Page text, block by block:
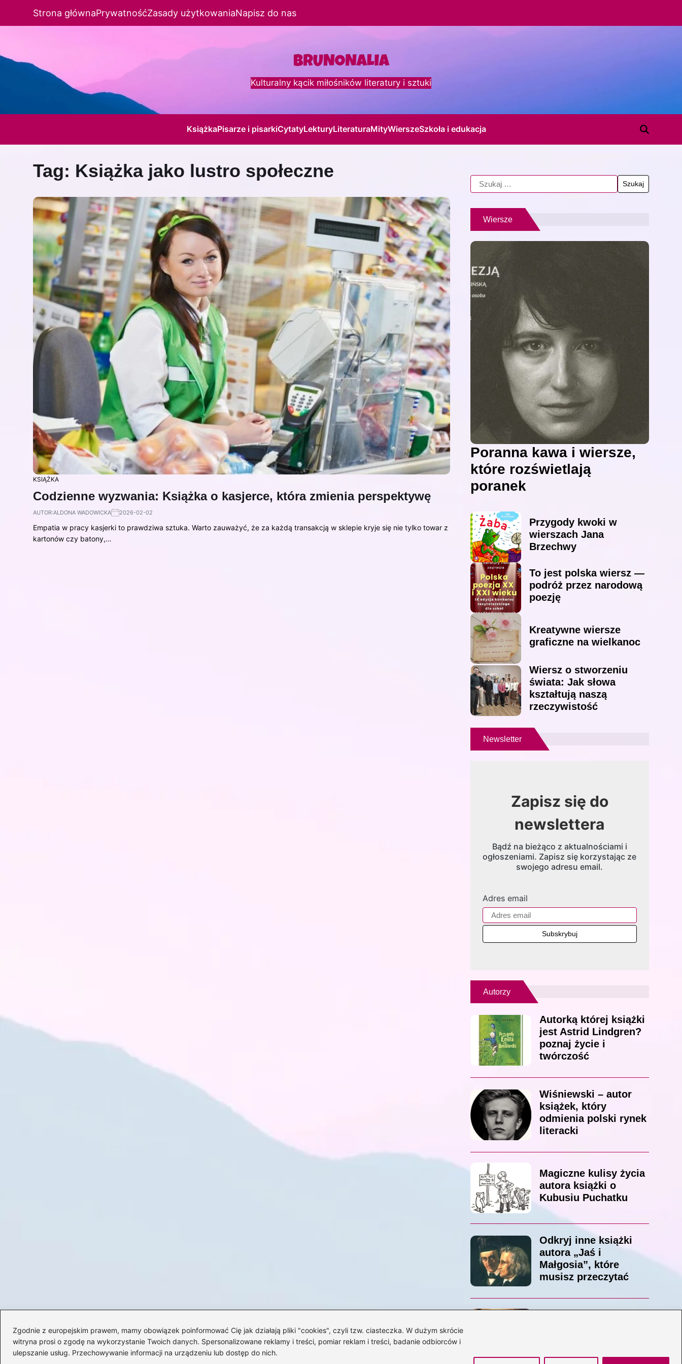
Zgodnie z europejskim prawem, mamy obowiązek poinformować Cię jak działają pliki "cookies", czyli tzw. ciasteczka. W dużym skrócie
witryna prosi o zgodę na wykorzystanie Twoich danych. Spersonalizowane reklamy i treści, pomiar reklam i treści, badanie odbiorców i
ulepszanie usług. Przechowywanie informacji na urządzeniu lub dostęp do nich.
Strona głównaPrywatnośćZasady użytkowaniaNapisz do nas
Kulturalny kącik miłośników literatury i sztuki
KsiążkaPisarze i pisarkiCytatyLekturyLiteraturaMityWierszeSzkoła i edukacja
Tag: Książka jako lustro społeczne
KSIĄŻKA
Codzienne wyzwania: Książka o kasjerce, która zmienia perspektywę
AUTOR:ALDONA WADOWICKA 2026-02-02
Empatia w pracy kasjerki to prawdziwa sztuka. Warto zauważyć, że za każdą transakcją w sklepie kryje się nie tylko towar z
kartonów czy batony,…
Wiersze
Poranna kawa i wiersze,
które rozświetlają
poranek
Przygody kwoki w
wierszach Jana
Brzechwy
To jest polska wiersz —
podróż przez narodową
poezję
Kreatywne wiersze
graficzne na wielkanoc
Wiersz o stworzeniu
świata: Jak słowa
kształtują naszą
rzeczywistość
Newsletter
Zapisz się do
newslettera
Bądź na bieżąco z aktualnościami i
ogłoszeniami. Zapisz się korzystając ze
swojego adresu email.
Adres email
Autorzy
Autorką której książki
jest Astrid Lindgren?
poznaj życie i
twórczość
Wiśniewski – autor
książek, który
odmienia polski rynek
literacki
Magiczne kulisy życia
autora książki o
Kubusiu Puchatku
Odkryj inne książki
autora „Jaś i
Małgosia”, które
musisz przeczytać